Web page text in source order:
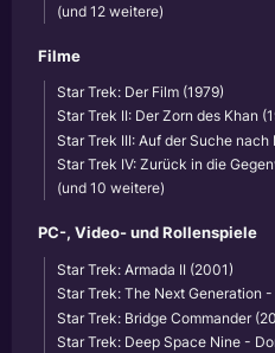
(und 12 weitere)
Filme
Star Trek: Der Film (1979)
Star Trek II: Der Zorn des Khan
Star Trek III: Auf der Suche nach
Star Trek IV: Zurück in die
(und 10 weitere)
PC-, Video- und Rollenspiele
Star Trek: Armada II (2001)
Star Trek: The Next Generation
Star Trek: Bridge Commander
Star Trek: Deep Space Nine -